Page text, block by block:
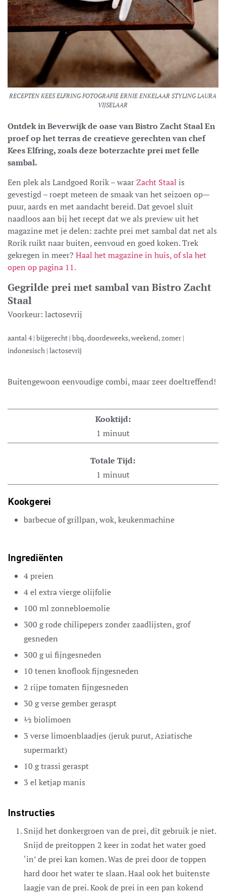
RECEPTEN KEES ELFRING FOTOGRAFIE ERNIE ENKELAAR STYLING LAURA
VIJSELAAR
Ontdek in Beverwijk de oase van Bistro Zacht Staal En
proef op het terras de creatieve gerechten van chef
Kees Elfring, zoals deze boterzachte prei met felle
sambal.
Een plek als Landgoed Rorik – waarZacht Staal is
gevestigd – roept meteen de smaak van het seizoen op—
puur, aards en met aandacht bereid. Dat gevoel sluit
naadloos aan bij het recept dat we als preview uit het
magazine met je delen: zachte prei met sambal dat net als
Rorik ruikt naar buiten, eenvoud en goed koken. Trek
gekregen in meer? Haal het magazine in huis, of sla het
open op pagina 11.
Gegrilde prei met sambal van Bistro Zacht
Staal
Voorkeur: lactosevrij
aantal 4| bijgerecht | bbq, doordeweeks, weekend, zomer|
indonesisch | lactosevrij
Buitengewoon eenvoudige combi, maar zeer doeltreffend!
Kooktijd:
1 minuut
Totale Tijd:
1 minuut
Kookgerei
barbecue of grillpan, wok, keukenmachine
Ingrediënten
4preien
4el extra vierge olijfolie
100 ml zonnebloemolie
300 grode chilipepers zonder zaadlijsten, grof
gesneden
300 gui fijngesneden
10 tenen knoflookfijngesneden
2 rijpe tomaten fijngesneden
30 gverse gembergeraspt
½ biolimoen
3 verse limoenblaadjes (jeruk purut, Aziatische
supermarkt)
10 gtrassi geraspt
3 el ketjap manis
Instructies
Snijd het donkergroen van de prei, dit gebruik je niet.
Snijd de preitoppen 2 keer in zodat het water goed
‘in’ de prei kan komen. Was de prei door de toppen
hard door het water te slaan. Haal ook het buitenste
laagje van de prei. Kook de prei in een pan kokend